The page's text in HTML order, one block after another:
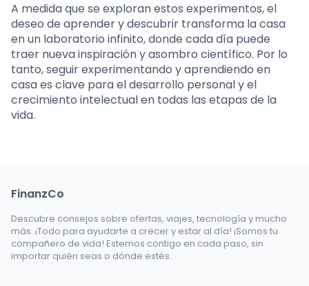
A medida que se exploran estos experimentos, el
deseo de aprender y descubrir transforma la casa
en un laboratorio infinito, donde cada día puede
traer nueva inspiración y asombro científico. Por lo
tanto, seguir experimentando y aprendiendo en
casa es clave para el desarrollo personal y el
crecimiento intelectual en todas las etapas de la
vida.
FinanzCo
Descubre consejos sobre ofertas, viajes, tecnología y mucho
más. ¡Todo para ayudarte a crecer y estar al día! ¡Somos tu
compañero de vida! Estemos contigo en cada paso, sin
importar quién seas o dónde estés.